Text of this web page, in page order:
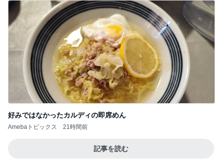
好みではなかったカルディの即席めん
Amebaトピックス 21時間前
記事を読む